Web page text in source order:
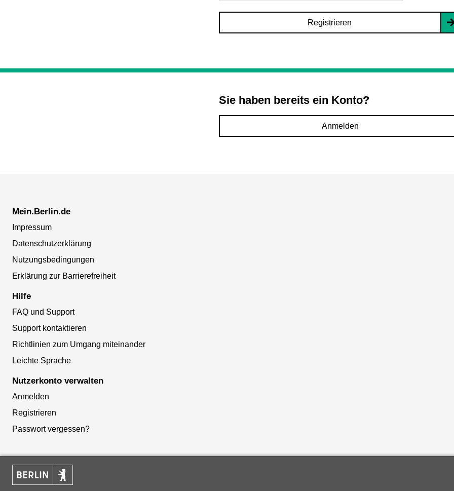
Registrieren
Sie haben bereits ein Konto?
Anmelden
Mein.Berlin.de
Impressum
Datenschutzerklärung
Nutzungsbedingungen
Erklärung zur Barrierefreiheit
Hilfe
FAQ und Support
Support kontaktieren
Richtlinien zum Umgang miteinander
Leichte Sprache
Nutzerkonto verwalten
Anmelden
Registrieren
Passwort vergessen?